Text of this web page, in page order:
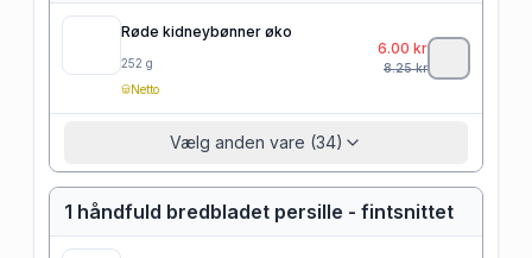
Røde kidneybønner øko
252 g
Netto
6.00 kr
8.25kr
Vælg anden vare (34)
1 håndfuld bredbladet persille - fintsnittet